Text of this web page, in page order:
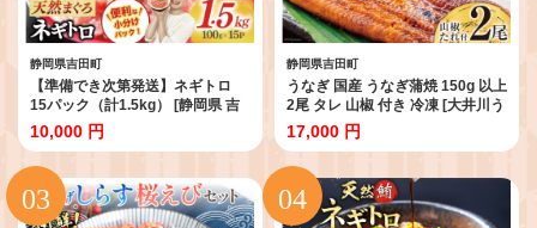
静岡県吉田町
【準備でき次第発送】ネギトロ
15パック（計1.5kg） [静岡県 吉
田町 22424262-a] ◎
10,000 円
静岡県吉田町
うなぎ 国産 うなぎ蒲焼 150g 以上
2尾 タレ 山椒 付き 冷凍 [大井川う
なぎ 静岡県 吉田町 22424464] 鰻
ウナギ うなぎかば焼き うなぎ蒲
焼き 鰻蒲焼 鰻蒲焼き ウナギかば
焼き 真空パック タレ たれ 静岡 静
岡県産 unagi ◎
17,000 円